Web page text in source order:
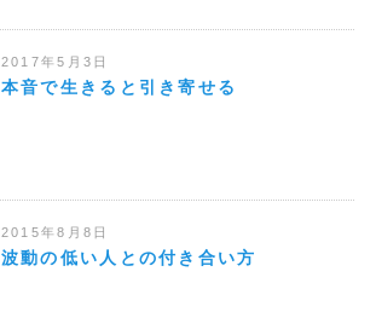
2017年5月3日
本音で生きると引き寄せる
2015年8月8日
波動の低い人との付き合い方